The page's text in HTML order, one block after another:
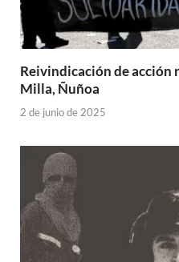
Reivindicación de acción
Milla, Ñuñoa
2 de junio de 2025